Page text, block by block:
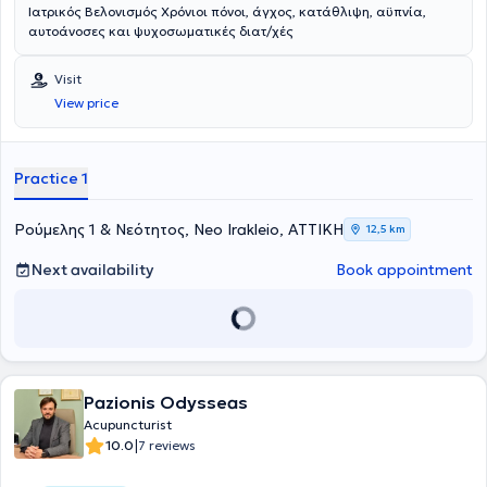
Ιατρικός Βελονισμός Χρόνιοι πόνοι, άγχος, κατάθλιψη, αϋπνία,
αυτοάνοσες και ψυχοσωματικές διατ/χές
Visit
View price
Practice 1
Ρούμελης 1 & Νεότητος, Neo Irakleio, ΑΤΤΙΚΗ 12,5 km
Next availability Book appointment
Pazionis Odysseas
Acupuncturist
10.0|7 reviews